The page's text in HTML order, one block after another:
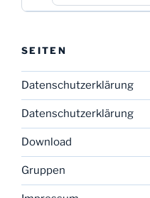
SEITEN
Datenschutzerklärung
Datenschutzerklärung
Download
Gruppen